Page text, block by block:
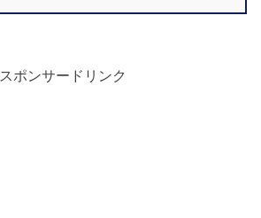
スポンサードリンク